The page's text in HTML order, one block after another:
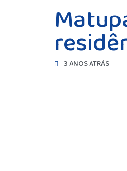
3 ANOS ATRÁS